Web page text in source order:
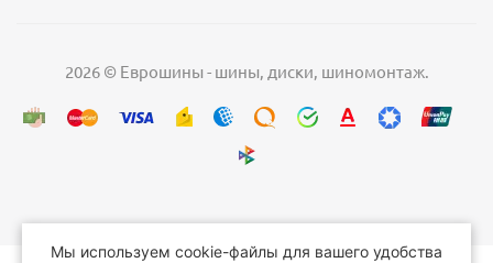
2026 © Еврошины - шины, диски, шиномонтаж.
Мы используем cookie-файлы для вашего удобства